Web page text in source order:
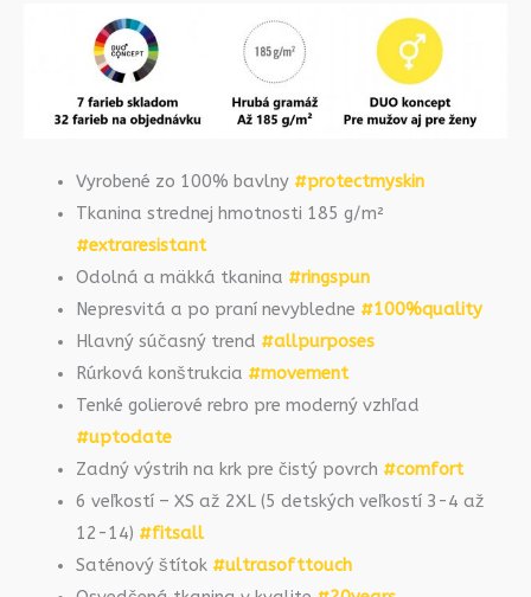
Vyrobené zo 100% bavlny #protectmyskin
Tkanina strednej hmotnosti 185 g/m²
#extraresistant
Odolná a mäkká tkanina #ringspun
Nepresvitá a po praní nevybledne #100%quality
Hlavný súčasný trend #allpurposes
Rúrková konštrukcia #movement
Tenké golierové rebro pre moderný vzhľad
#uptodate
Zadný výstrih na krk pre čistý povrch #comfort
6 veľkostí – XS až 2XL (5 detských veľkostí 3-4 až
12-14) #fitsall
Saténový štítok #ultrasofttouch